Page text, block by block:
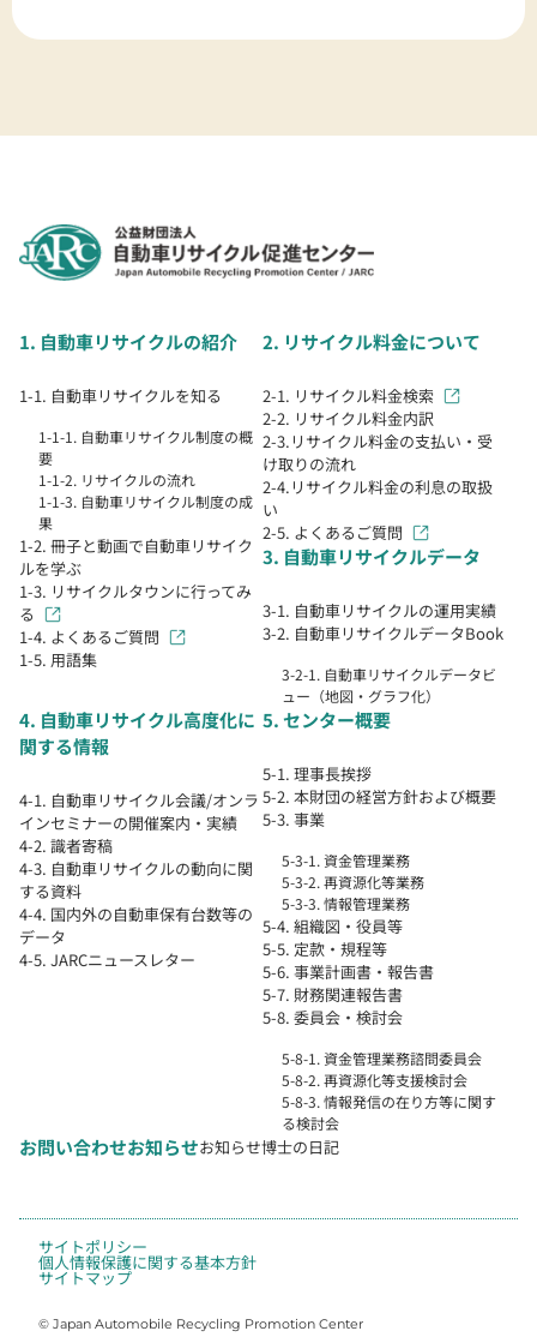
1. 自動車リサイクルの紹介
1-1. 自動車リサイクルを知る
1-1-1. 自動車リサイクル制度の概
要
1-1-2. リサイクルの流れ
1-1-3. 自動車リサイクル制度の成
果
1-2. 冊子と動画で自動車リサイク
ルを学ぶ
1-3. リサイクルタウンに行ってみ
る
1-4. よくあるご質問
1-5. 用語集
2. リサイクル料金について
2-1. リサイクル料金検索
2-2. リサイクル料金内訳
2-3.リサイクル料金の支払い・受
け取りの流れ
2-4.リサイクル料金の利息の取扱
い
2-5. よくあるご質問
3. 自動車リサイクルデータ
3-1. 自動車リサイクルの運用実績
3-2. 自動車リサイクルデータBook
3-2-1. 自動車リサイクルデータビ
ュー（地図・グラフ化）
4. 自動車リサイクル高度化に
関する情報
4-1. 自動車リサイクル会議/オンラ
インセミナーの開催案内・実績
4-2. 識者寄稿
4-3. 自動車リサイクルの動向に関
する資料
4-4. 国内外の自動車保有台数等の
データ
4-5. JARCニュースレター
5. センター概要
5-1. 理事長挨拶
5-2. 本財団の経営方針および概要
5-3. 事業
5-3-1. 資金管理業務
5-3-2. 再資源化等業務
5-3-3. 情報管理業務
5-4. 組織図・役員等
5-5. 定款・規程等
5-6. 事業計画書・報告書
5-7. 財務関連報告書
5-8. 委員会・検討会
5-8-1. 資金管理業務諮問委員会
5-8-2. 再資源化等支援検討会
5-8-3. 情報発信の在り方等に関す
る検討会
お問い合わせお知らせお知らせ博士の日記
サイトポリシー
個人情報保護に関する基本方針
サイトマップ
© Japan Automobile Recycling Promotion Center